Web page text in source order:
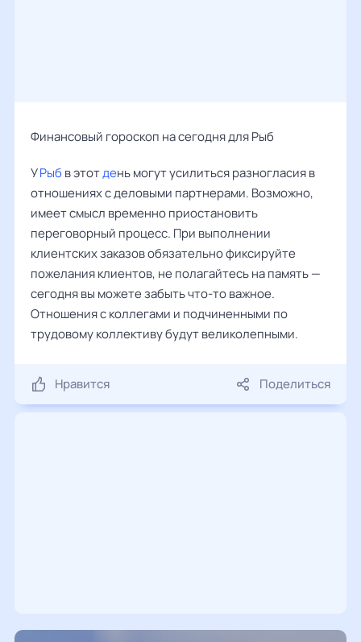
Финансовый гороскоп на сегодня для Рыб
УРыб в этотдень могут усилиться разногласия в
отношениях с деловыми партнерами. Возможно,
имеет смысл временно приостановить
переговорный процесс. При выполнении
клиентских заказов обязательно фиксируйте
пожелания клиентов, не полагайтесь на память —
сегодня вы можете забыть что-то важное.
Отношения с коллегами и подчиненными по
трудовому коллективу будут великолепными.
Нравится Поделиться